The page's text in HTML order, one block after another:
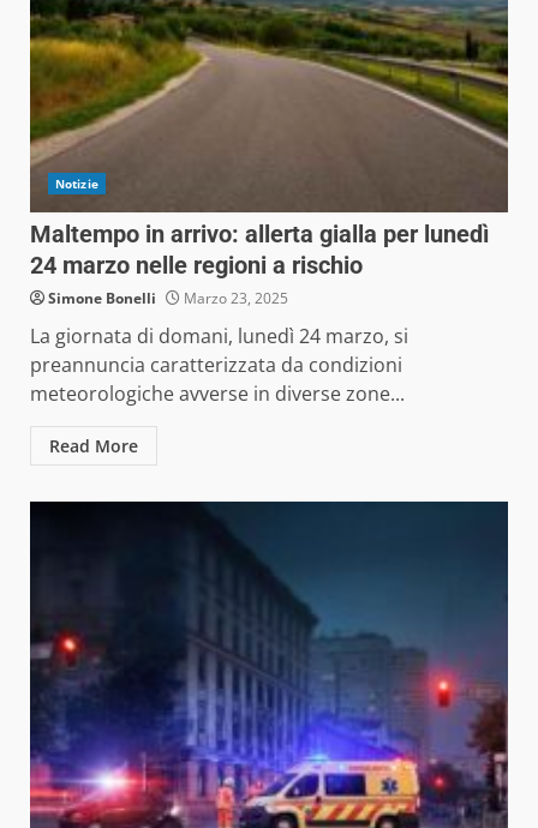
Notizie
Maltempo in arrivo: allerta gialla per lunedì
24 marzo nelle regioni a rischio
Simone Bonelli Marzo 23, 2025
La giornata di domani, lunedì 24 marzo, si
preannuncia caratterizzata da condizioni
meteorologiche avverse in diverse zone...
Read More